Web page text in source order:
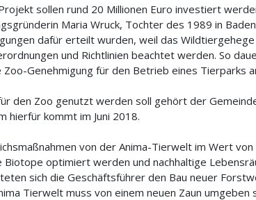
sollen rund 20 Millionen Euro investiert
Maria Wruck, Tochter des 1989 in
dafür erteilt wurden, weil das
und Richtlinien beachtet werden. So
Genehmigung für den Betrieb eines Tierparks
den Zoo genutzt werden soll gehört der
hierfür kommt im Juni 2018.
von der Anima-Tierwelt im Wert
optimiert werden und nachhaltige
sich die Geschäftsführer den Bau neuer
Tierwelt muss von einem neuen Zaun umgeben